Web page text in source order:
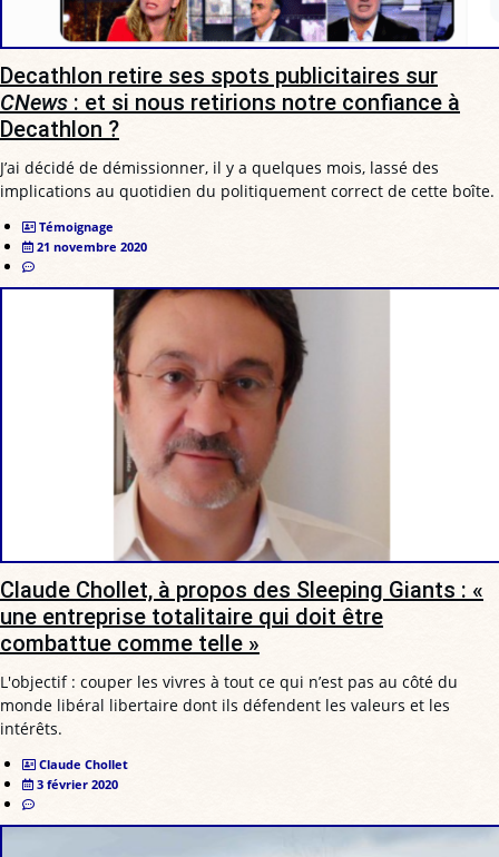
Decathlon retire ses spots publicitaires sur
CNews : et si nous retirions notre confiance à
Decathlon ?
J’ai décidé de démissionner, il y a quelques mois, lassé des
implications au quotidien du politiquement correct de cette boîte.
Témoignage
21 novembre 2020
Claude Chollet, à propos des Sleeping Giants : «
une entreprise totalitaire qui doit être
combattue comme telle »
L'objectif : couper les vivres à tout ce qui n’est pas au côté du
monde libéral libertaire dont ils défendent les valeurs et les
intérêts.
Claude Chollet
3 février 2020